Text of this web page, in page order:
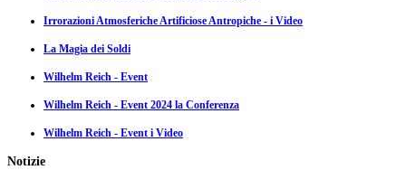
Irrorazioni Atmosferiche Artificiose Antropiche - i Video
La Magia dei Soldi
Wilhelm Reich - Event
Wilhelm Reich - Event 2024 la Conferenza
Wilhelm Reich - Event i Video
Notizie